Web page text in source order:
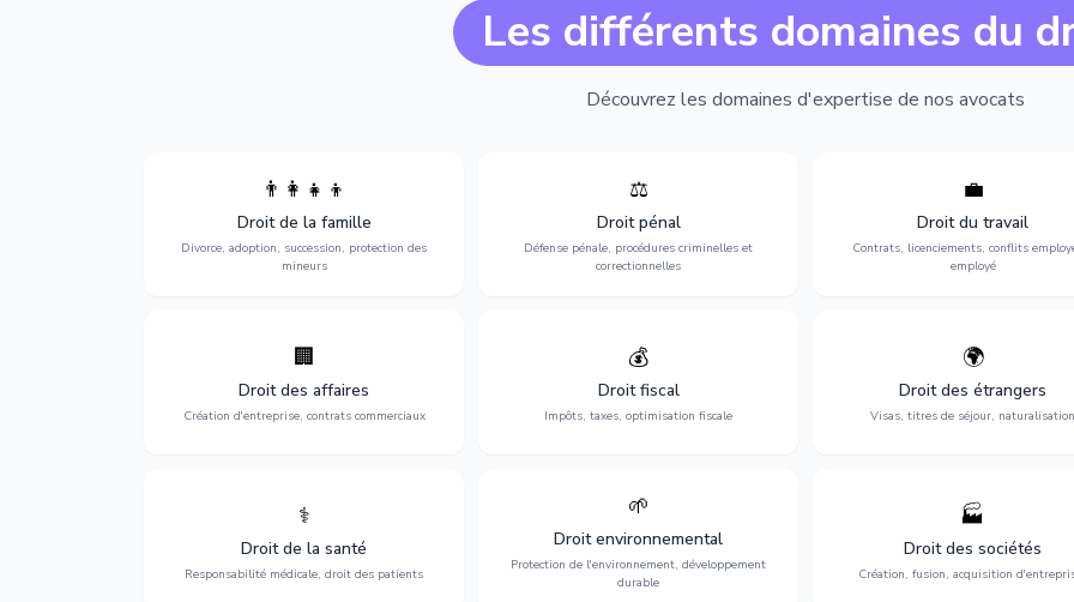
Les différents domaines du
Découvrez les domaines d'expertise de nos avocats
👨‍👩‍👧‍👦
Droit de la famille
Divorce, adoption, succession, protection des
mineurs
succession et protection des personnes
vulnérables.
⚖️
Droit pénal
Défense pénale, procédures criminelles et
correctionnelles
Expertise en matière pénale, de
l'assistance en garde à vue jusqu'au
procès, pour toute affaire correctionnelle
ou criminelle.
💼
Droit du travail
Contrats, licenciements, conflits
employé
Protection de vos droits au
contrats, licenciements,
discrimination et conflits avec
l'employeur.
🏢
Droit des affaires
Création d'entreprise, contrats commerciaux
Accompagnement complet pour votre
entreprise : création, contrats
commerciaux, concurrence et litiges.
💰
Droit fiscal
Impôts, taxes, optimisation fiscale
Optimisation de votre situation fiscale :
déclarations, contentieux, contrôles
fiscaux et planification.
🌍
Droit des étrangers
Visas, titres de séjour, naturalisation
Obtention de vos droits de séjour :
cartes de séjour, regroupement
naturalisation.
⚕️
Droit de la santé
Responsabilité médicale, droit des patients
Défense de vos droits médicaux : erreurs
médicales, responsabilité des praticiens
et indemnisation.
🌱
Droit environnemental
Protection de l'environnement, développement
durable
environnementale, litiges et
développement durable.
🏭
Droit des sociétés
Création, fusion, acquisition
Structuration de votre société :
fusion-acquisition, gouvernance
restructuration.